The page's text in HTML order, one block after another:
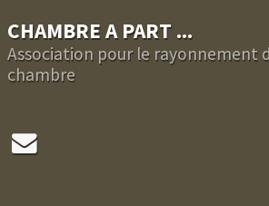
CHAMBRE A PART ...
Association pour le rayonnement
chambre